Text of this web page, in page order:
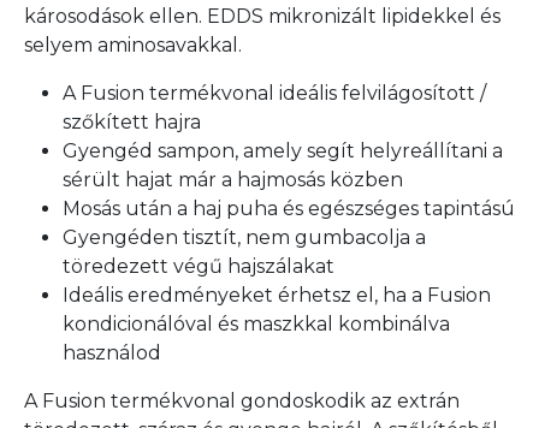
károsodások ellen. EDDS mikronizált lipidekkel és
selyem aminosavakkal.
A Fusion termékvonal ideális felvilágosított /
szőkített hajra
Gyengéd sampon, amely segít helyreállítani a
sérült hajat már a hajmosás közben
Mosás után a haj puha és egészséges tapintású
Gyengéden tisztít, nem gumbacolja a
töredezett végű hajszálakat
Ideális eredményeket érhetsz el, ha a Fusion
kondicionálóval és maszkkal kombinálva
használod
A Fusion termékvonal gondoskodik az extrán